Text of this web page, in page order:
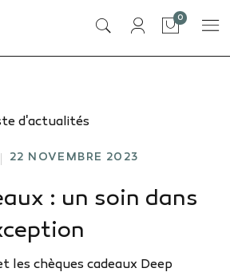
Panier
0articles
dans un spa d'exception
d'actualités
22 NOVEMBRE 2023
: un soin dans
les chèques cadeaux Deep